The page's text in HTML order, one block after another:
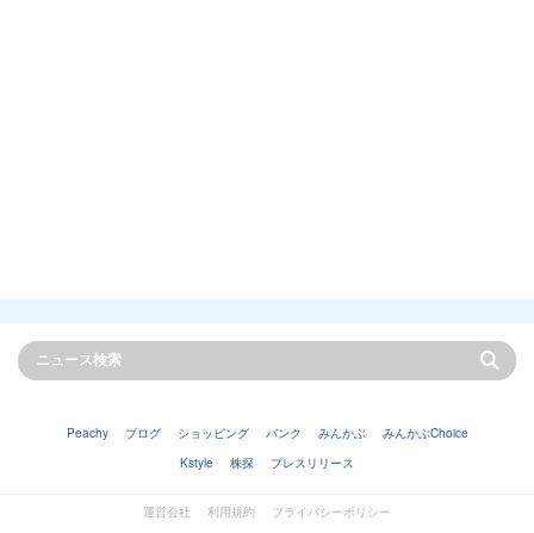
Peachy ブログ ショッピング バンク みんかぶ
みんかぶChoice
Kstyle
株探 プレスリリース
運営会社 利用規約
プライバシーポリシー